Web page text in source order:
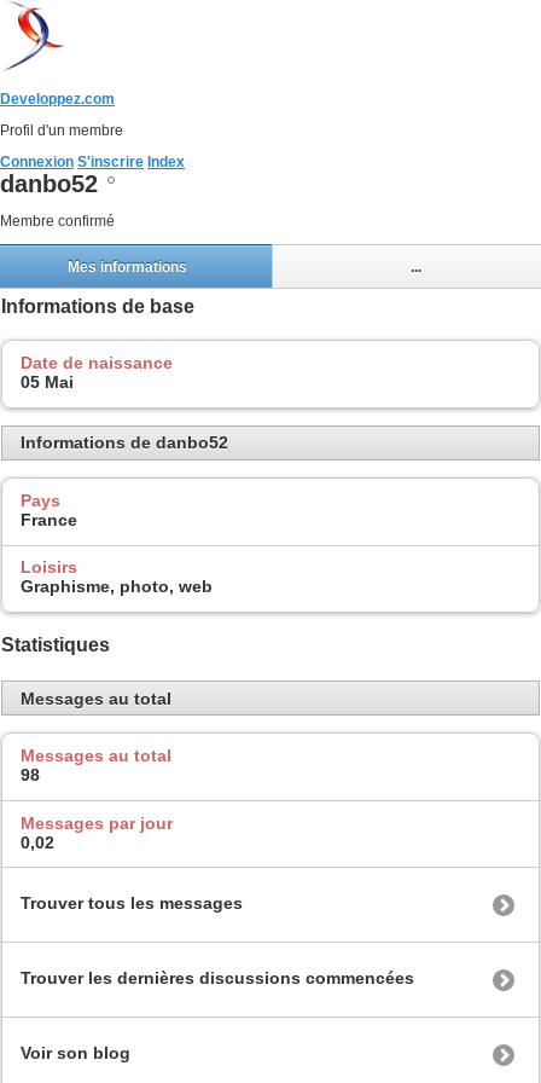
Developpez.com
Profil d'un membre
Connexion S'inscrire Index
danbo52
Membre confirmé
Mes informations ...
Informations de base
Date de naissance
05 Mai
Informations de danbo52
Pays
France
Loisirs
Graphisme, photo, web
Statistiques
Messages au total
Messages au total
98
Messages par jour
0,02
Trouver tous les messages
Trouver les dernières discussions commencées
Voir son blog